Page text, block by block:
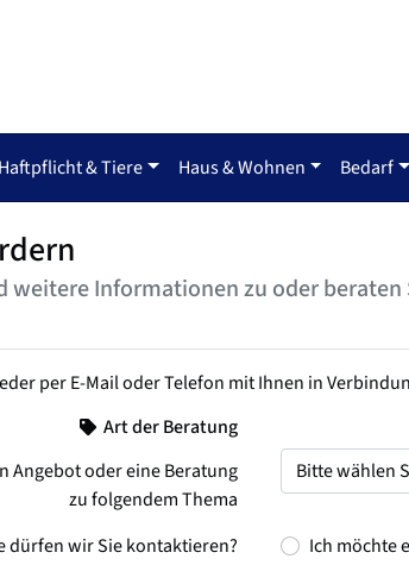
& Tiere Haus & Wohnen Bedarf
weitere Informationen zu oder beraten
per E-Mail oder Telefon mit Ihnen in
Art der Beratung
Angebot oder eine Beratung
zu folgendem Thema
dürfen wir Sie kontaktieren?
Ich möchte